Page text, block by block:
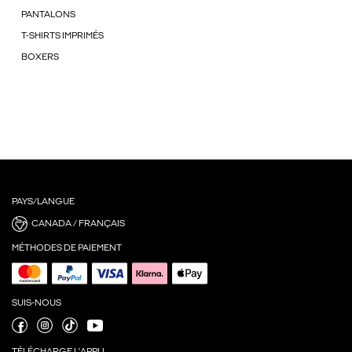
PANTALONS
T-SHIRTS IMPRIMÉS
BOXERS
PAYS/LANGUE
CANADA / FRANÇAIS
MÉTHODES DE PAIEMENT
SUIS-NOUS